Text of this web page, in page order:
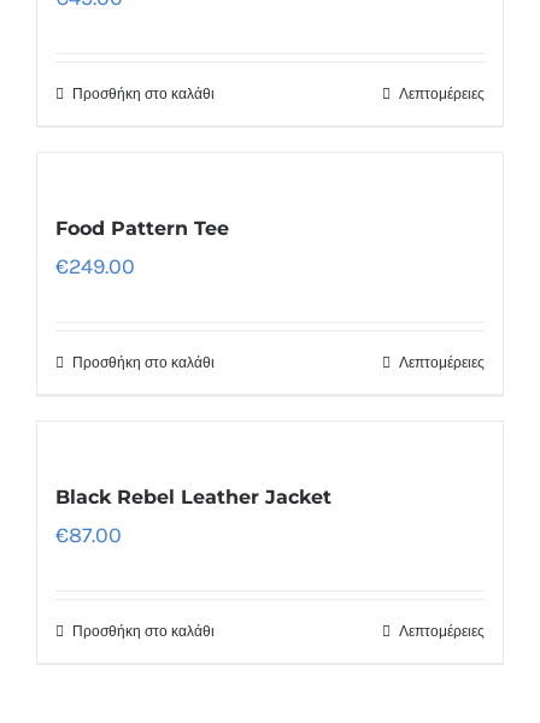
Προσθήκη στο καλάθι Λεπτομέρειες
Food Pattern Tee
€249.00
Προσθήκη στο καλάθι Λεπτομέρειες
Black Rebel Leather Jacket
€87.00
Προσθήκη στο καλάθι Λεπτομέρειες